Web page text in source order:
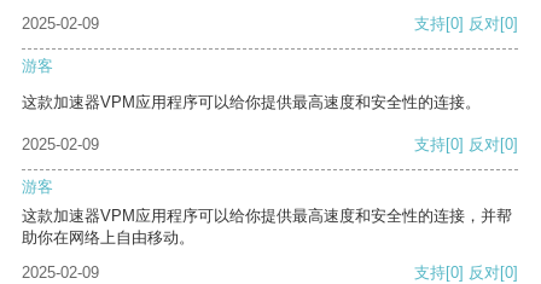
2025-02-09
支持[0] 反对[0]
游客
这款加速器VPM应用程序可以给你提供最高速度和安全性的连接。
2025-02-09 支持[0] 反对[0]
游客
这款加速器VPM应用程序可以给你提供最高速度和安全性的连接，并帮
助你在网络上自由移动。
2025-02-09
支持[0] 反对[0]